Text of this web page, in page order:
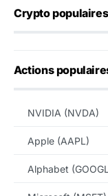
Crypto populaires
Actions
NVIDIA (NVDA)
Apple (AAPL)
Alphabet